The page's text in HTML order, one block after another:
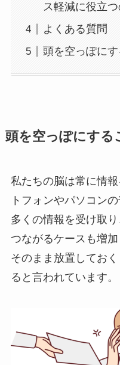
ス軽減に役立
よくある質問
頭を空っぽに
頭を空っぽにする
私たちの脳は常に情
トフォンやパソコン
多くの情報を受け取
つながるケースも増
そのまま放置してお
ると言われています。